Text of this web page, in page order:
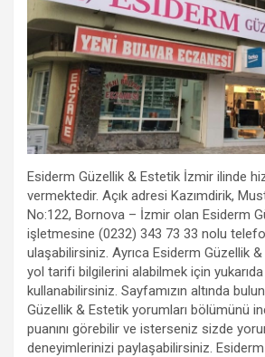
Esiderm Güzellik & Estetik İzmir ilinde
vermektedir. Açık adresi Kazımdirik,
No:122, Bornova – İzmir olan Esiderm
işletmesine (0232) 343 73 33 nolu
ulaşabilirsiniz. Ayrıca Esiderm Güzellik
yol tarifi bilgilerini alabilmek için
kullanabilirsiniz. Sayfamızın altında
Güzellik & Estetik yorumları bölümünü
puanını görebilir ve isterseniz sizde
deneyimlerinizi paylaşabilirsiniz.